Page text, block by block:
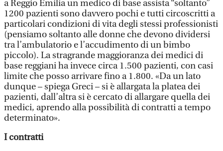
a Reggio Emilia un medico di base assista “soltanto”
1200 pazienti sono davvero pochi e tutti circoscritti a
particolari condizioni di vita degli stessi professionisti
(pensiamo soltanto alle donne che devono dividersi
tra l’ambulatorio e l’accudimento di un bimbo
piccolo). La stragrande maggioranza dei medici di
base reggiani ha invece circa 1.500 pazienti, con casi
limite che posso arrivare fino a 1.800. «Da un lato
dunque – spiega Greci – si è allargata la platea dei
pazienti, dall’altra si è cercato di allargare quella dei
medici, aprendo alla possibilità di contratti a tempo
determinato».
I contratti